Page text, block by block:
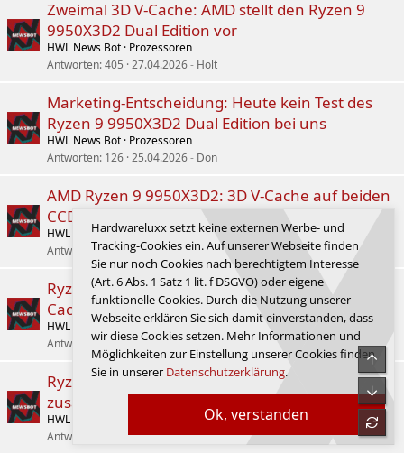
Zweimal 3D V-Cache: AMD stellt den Ryzen 9
9950X3D2 Dual Edition vor
HWL News Bot Prozessoren
Antworten 405 27.04.2026 Holt
Marketing-Entscheidung: Heute kein Test des
Ryzen 9 9950X3D2 Dual Edition bei uns
HWL News Bot Prozessoren
Antworten 126 25.04.2026 Don
AMD Ryzen 9 9950X3D2: 3D V-Cache auf beiden
CCDs soll doch kommen
HWL News Bot Prozessoren
Antworten 88 04.04.2026 Cyberbernd
Ryzen 9 9950X3D2: Ryzen-CPU mit 192 MB L3-
Cache zeigt sich erneut
HWL News Bot Prozessoren
Antworten 60 07.01.2026 Don
Ryzen 9 Pro 9965X3D: Neues Pro-Modell mit
zusätzlichem Cache zeigt sich
HWL News Bot
Antworten
13.01.2026 Schmufix
Ok, verstanden
Hardwareluxx setzt keine externen Werbe- und
Tracking-Cookies ein. Auf unserer Webseite finden
Sie nur noch Cookies nach berechtigtem Interesse
(Art. 6 Abs. 1 Satz 1 lit. f DSGVO) oder eigene
funktionelle Cookies. Durch die Nutzung unserer
Webseite erklären Sie sich damit einverstanden, dass
wir diese Cookies setzen. Mehr Informationen und
Möglichkeiten zur Einstellung unserer Cookies finden
Sie in unserer Datenschutzerklärung.